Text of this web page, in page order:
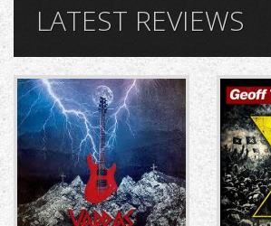
LATEST REVIEWS